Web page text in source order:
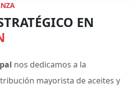
EN
nos dedicamos a la
mayorista de aceites y